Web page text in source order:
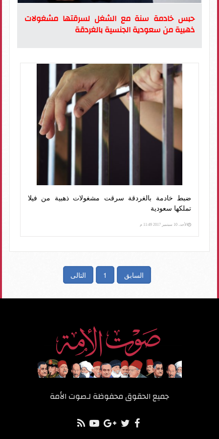
حبس خادمة سنة مع الشغل لسرقتها مشغولات
ذهبية من سعودية الجنسية بالغردقة
ضبط خادمة بالغردقة سرقت مشغولات ذهبية من فيلا
تملكها سعودية
الأحد، 10 سبتمبر 2017 11:49 م
السابق 1 التالى
جميع الحقوق محفوظة لـصوت الأمة